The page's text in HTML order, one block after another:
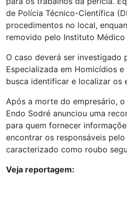
de Polícia Técnico-Científica
procedimentos no local,
removido pelo Instituto Médico
O caso deverá ser investigado
Especializada em Homicídios e
busca identificar e localizar os
Após a morte do empresário,
Endo Sodré anunciou uma
para quem fornecer
encontrar os responsáveis
caracterizado como roubo
Veja reportagem: